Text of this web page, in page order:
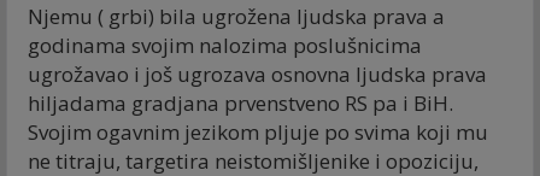
Njemu ( grbi) bila ugrožena ljudska prava a
godinama svojim nalozima poslušnicima
ugrožavao i još ugrozava osnovna ljudska prava
hiljadama gradjana prvenstveno RS pa i BiH.
Svojim ogavnim jezikom pljuje po svima koji mu
ne titraju, targetira neistomišljenike i opoziciju,